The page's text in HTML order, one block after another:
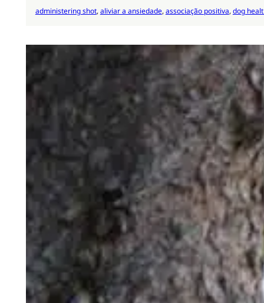
administering shot, aliviar a ansiedade, associação positiva, dog